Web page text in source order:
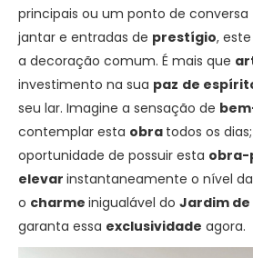
principais ou um ponto de conversa
jantar e entradas de prestígio,
a decoração comum. É mais que
investimento na sua paz de
seu lar. Imagine a sensação de
contemplar esta obra todos os
oportunidade de possuir esta obra-
elevar instantaneamente o nível
o charme inigualável do Jardim de
garanta essa exclusividade agora.